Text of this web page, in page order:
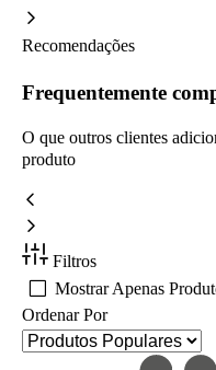
Recomendações
Frequentemente
O que outros clientes
produto
Filtros
Mostrar Apenas
Ordenar Por